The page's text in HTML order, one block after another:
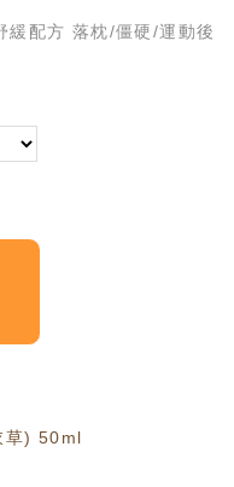
緩配方 落枕/僵硬/運動後
草) 50ml